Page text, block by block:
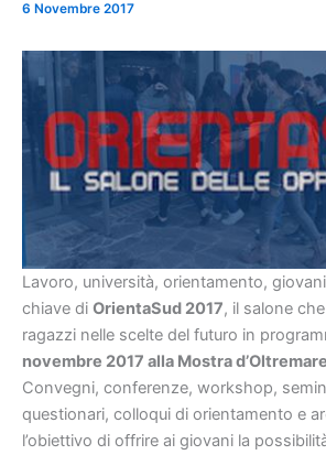
6 Novembre 2017
Lavoro, università, orientamento,
chiave di OrientaSud 2017, il salone
ragazzi nelle scelte del futuro in
novembre 2017 alla Mostra
Convegni, conferenze, workshop,
questionari, colloqui di orientamento e
l’obiettivo di offrire ai giovani la